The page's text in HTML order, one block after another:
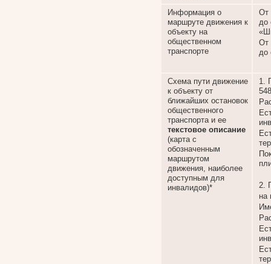
Информация о
маршруте движения к
объекту на
общественном
транспорте
От
до
От
до
Схема пути движение
к объекту от
ближайших остановок
общественного
транспорта и ее
текстовое описание
(карта с
обозначенным
маршрутом
движения, наиболее
доступным для
инвалидов)*
1.
2.
на